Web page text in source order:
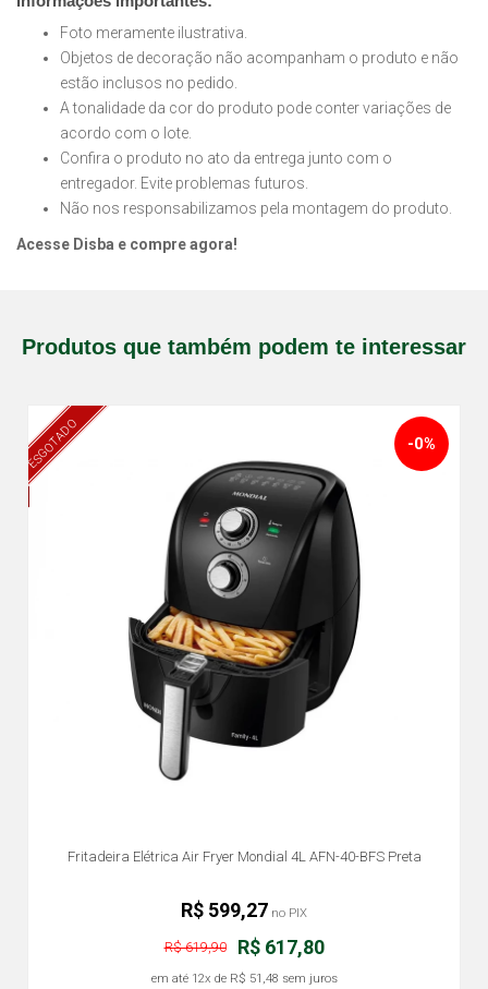
Foto meramente ilustrativa.
Objetos de decoração não acompanham o produto e não
estão inclusos no pedido.
A tonalidade da cor do produto pode conter variações de
acordo com o lote.
Confira o produto no ato da entrega junto com o
entregador. Evite problemas futuros.
Não nos responsabilizamos pela montagem do produto.
Acesse Disba e compre agora!
Produtos que também podem te interessar
ESGOTADO
Fritadeira Elétrica Air Fryer Mondial 4L AFN-40-BFS Preta
-0%
R$ 617,80
R$ 619,90
em até 12x de R$ 51,48 sem juros
R$ 599,27 no PIX